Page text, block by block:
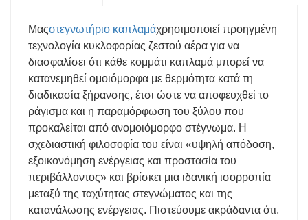
Μαςστεγνωτήριο καπλαμάχρησιμοποιεί προηγμένη
τεχνολογία κυκλοφορίας ζεστού αέρα για να
διασφαλίσει ότι κάθε κομμάτι καπλαμά μπορεί να
κατανεμηθεί ομοιόμορφα με θερμότητα κατά τη
διαδικασία ξήρανσης, έτσι ώστε να αποφευχθεί το
ράγισμα και η παραμόρφωση του ξύλου που
προκαλείται από ανομοιόμορφο στέγνωμα. Η
σχεδιαστική φιλοσοφία του είναι «υψηλή απόδοση,
εξοικονόμηση ενέργειας και προστασία του
περιβάλλοντος» και βρίσκει μια ιδανική ισορροπία
μεταξύ της ταχύτητας στεγνώματος και της
κατανάλωσης ενέργειας. Πιστεύουμε ακράδαντα ότι,